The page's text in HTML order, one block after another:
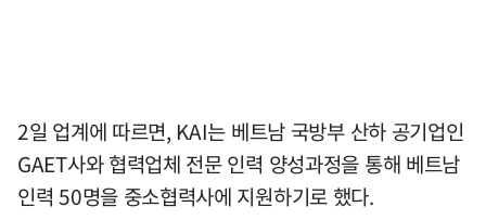
2일 업계에 따르면, KAI는 베트남 국방부 산하 공기업인
GAET사와 협력업체 전문 인력 양성과정을 통해 베트남
인력 50명을 중소협력사에 지원하기로 했다.